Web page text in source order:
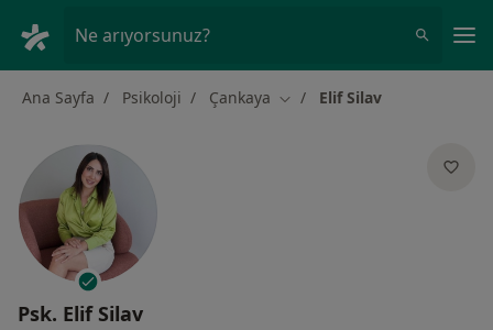
Ne arıyorsunuz?
Ana Sayfa Psikoloji Çankaya Şehir değiştir
Elif Silav
Psk. Elif Silav